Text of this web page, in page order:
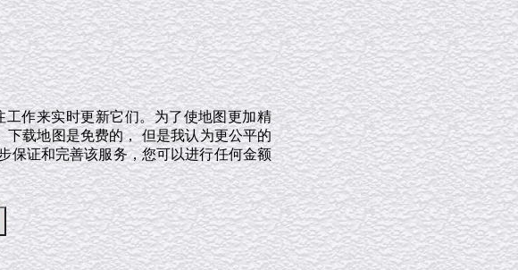
作来实时更新它们。为了使地图更加精
载地图是免费的， 但是我认为更公平的
保证和完善该服务，您可以进行任何金额